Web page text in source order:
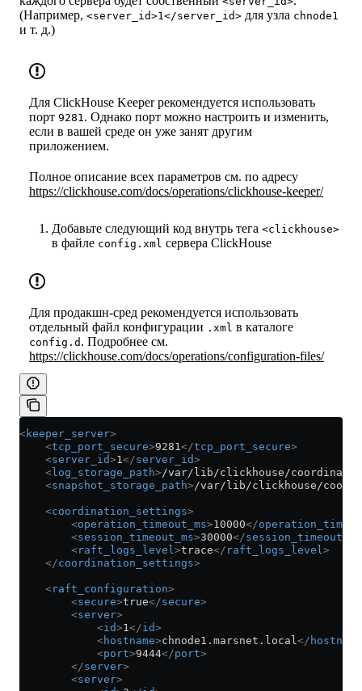
(Например, <server_id>1</server_id> для узла chnode1
и т. д.)
Для ClickHouse Keeper рекомендуется использовать
порт 9281 . Однако порт можно настроить и изменить,
если в вашей среде он уже занят другим
приложением.
Полное описание всех параметров см. по адресу
https://clickhouse.com/docs/operations/clickhouse-keeper/
Добавьте следующий код внутрь тега <clickhouse>
в файле config.xml сервера ClickHouse
Для продакшн-сред рекомендуется использовать
отдельный файл конфигурации .xml в каталоге
config.d . Подробнее см.
https://clickhouse.com/docs/operations/configuration-files/
<keeper_server>
    <
tcp_port_secure>9281 </tcp_port_secure>
    <
server_id>1 </server_id>
    <
log_storage_path> /var/lib/clickhouse/
    <
snapshot_storage_path> /var/lib/clickhouse/
    <
coordination_settings>
        <
operation_timeout_ms>10000</
        <
session_timeout_ms>30000</session_timeout_ms
        <
raft_logs_level >trace</ raft_logs_level >
    </
coordination_settings>
    <
raft_configuration>
        <
secure>true</secure>
        <
server>
            <
id>1 </id>
            <
hostname>chnode1.marsnet.local </ hostname
            <
port>9444</port>
        </
server>
        <
server>